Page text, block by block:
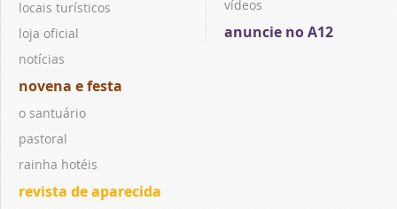
locais turísticos
loja oficial
notícias
novena e festa
o santuário
pastoral
rainha hotéis
revista de aparecida
vídeos
anuncie no A12